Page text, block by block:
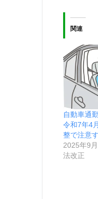
関連
自動車通
令和7年4
整で注意
2025年9
法改正